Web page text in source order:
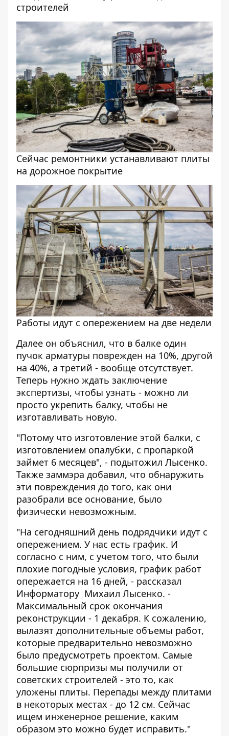
строителей
Сейчас ремонтники устанавливают плиты
на дорожное покрытие
Работы идут с опережением на две недели
Далее он объяснил, что в балке один
пучок арматуры поврежден на 10%, другой
на 40%, а третий - вообще отсутствует.
Теперь нужно ждать заключение
экспертизы, чтобы узнать - можно ли
просто укрепить балку, чтобы не
изготавливать новую.
"Потому что изготовление этой балки, с
изготовлением опалубки, с пропаркой
займет 6 месяцев", - подытожил Лысенко.
Также заммэра добавил, что обнаружить
эти повреждения до того, как они
разобрали все основание, было
физически невозможным.
"На сегодняшний день подрядчики идут с
опережением. У нас есть график. И
согласно с ним, с учетом того, что были
плохие погодные условия, график работ
опережается на 16 дней, - рассказал
Информатору Михаил Лысенко. -
Максимальный срок окончания
реконструкции - 1 декабря. К сожалению,
вылазят дополнительные объемы работ,
которые предварительно невозможно
было предусмотреть проектом. Самые
большие сюрпризы мы получили от
советских строителей - это то, как
уложены плиты. Перепады между плитами
в некоторых местах - до 12 см. Сейчас
ищем инженерное решение, каким
образом это можно будет исправить."